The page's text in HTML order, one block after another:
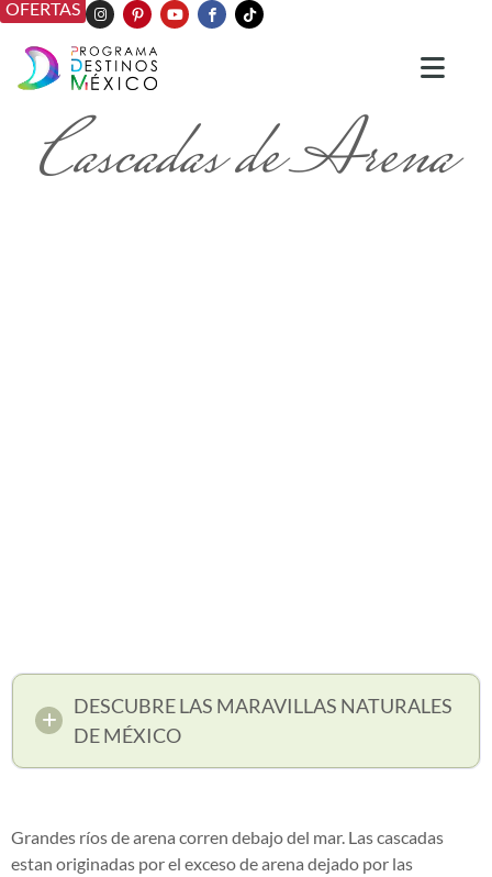
OFERTAS
Cascadas de Arena
DESCUBRE LAS MARAVILLAS NATURALES
DE MÉXICO
Grandes ríos de arena corren debajo del mar. Las cascadas
estan originadas por el exceso de arena dejado por las